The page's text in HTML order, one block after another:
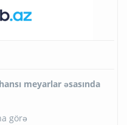
meyarlar əsasında
görə